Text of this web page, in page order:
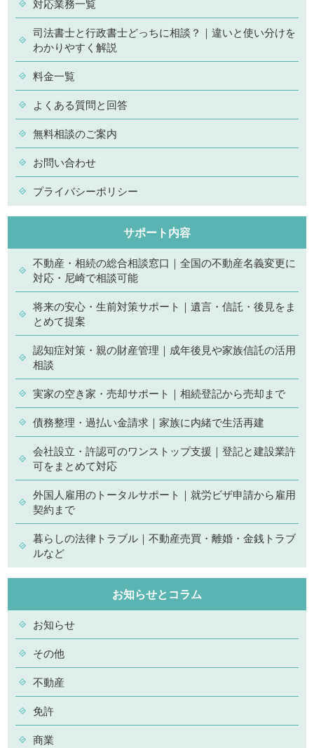
対応業務一覧
司法書士と行政書士どっちに相談？｜違いと使い分けを
わかりやすく解説
料金一覧
よくある質問と回答
無料相談のご案内
お問い合わせ
プライバシーポリシー
サポート内容
不動産・相続の総合相談窓口｜全国の不動産名義変更に
対応・尼崎で相談可能
将来の安心・生前対策サポート｜遺言・信託・後見をま
とめて提案
認知症対策・親の財産管理｜成年後見や家族信託の活用
相談
実家の空き家・売却サポート｜相続登記から売却まで
債務整理・過払い金請求｜家族に内緒で生活再建
会社設立・許認可のワンストップ支援｜登記と建設業許
可をまとめて対応
外国人雇用のトータルサポート｜就労ビザ申請から雇用
契約まで
暮らしの法律トラブル｜不動産売買・離婚・金銭トラブ
ルなど
お知らせとコラム
お知らせ
その他
不動産
免許
商業